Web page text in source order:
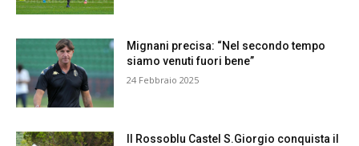
Mignani precisa: “Nel secondo tempo
siamo venuti fuori bene”
24 Febbraio 2025
Il Rossoblu Castel S.Giorgio conquista il